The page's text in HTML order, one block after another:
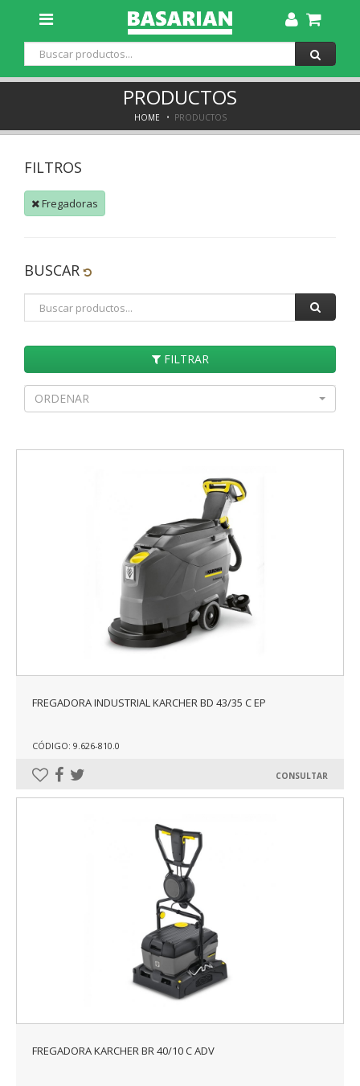
Toggle
Dropdown
PRODUCTOS
HOME PRODUCTOS
FILTROS
Fregadoras
BUSCAR
FILTRAR
ORDENAR
FREGADORA INDUSTRIAL KARCHER BD 43/35 C EP
CÓDIGO: 9.626-810.0
CONSULTAR
FREGADORA KARCHER BR 40/10 C ADV